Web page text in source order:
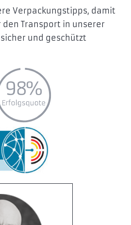
Verpackungstipps, damit
Transport in unserer
und geschützt